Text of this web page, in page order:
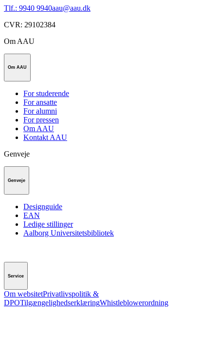
Tlf.: 9940 9940aau@aau.dk
CVR: 29102384
Om AAU
Om AAU
For studerende
For ansatte
For alumni
For pressen
Om AAU
Kontakt AAU
Genveje
Genveje
Designguide
EAN
Ledige stillinger
Aalborg Universitetsbibliotek
Service
Om websitetPrivatlivspolitik &
DPOTilgængelighedserklæringWhistleblowerordning